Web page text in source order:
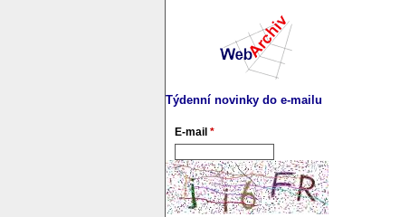
Týdenní novinky do e-mailu
E-mail *